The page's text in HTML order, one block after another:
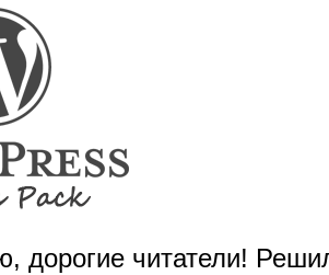
дорогие читатели!